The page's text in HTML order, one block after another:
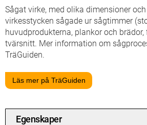
Sågat virke, med olika dimensioner
virkesstycken sågade ur sågtimmer
huvudprodukterna, plankor och
tvärsnitt. Mer information om
TräGuiden.
Läs mer på TräGuiden
Egenskaper